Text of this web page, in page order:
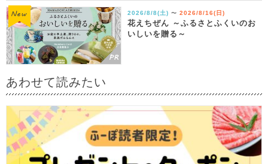
2026/8/8(土) 〜 2026/8/16(日)
花えちぜん ～ふるさとふくいのお
いしいを贈る～
あわせて読みたい